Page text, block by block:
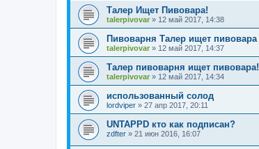
Талер Ищет Пивовара!
talerpivovar » 12 май 2017, 14:38
Пивоварня Талер ищет пивовара
talerpivovar » 12 май 2017, 14:37
Талер пивоварня ищет пивовара!
talerpivovar » 12 май 2017, 14:34
использованный солод
lordviper » 27 апр 2017, 20:11
UNTAPPD кто как подписан?
zdfter » 21 июн 2016, 16:07